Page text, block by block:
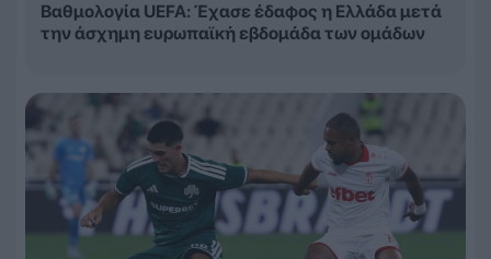
Βαθμολογία UEFA: Έχασε έδαφος η Ελλάδα μετά
την άσχημη ευρωπαϊκή εβδομάδα των ομάδων